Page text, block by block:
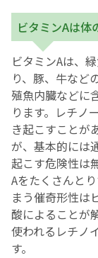
ビタミンAは体
ビタミンAは、
り、豚、牛など
殖魚内臓などに
ります。レチノ
き起こすことが
が、基本的には
起こす危険性は
Aをたくさんと
まう催奇形性は
酸によることが
使われるレチノ
す。